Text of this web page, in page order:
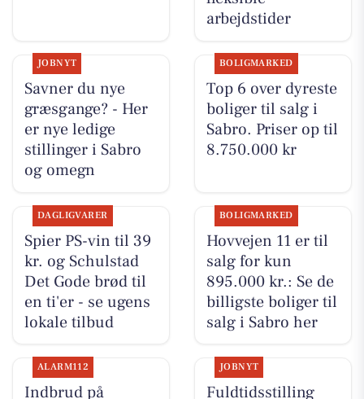
arbejdstider
JOBNYT
Savner du nye
græsgange? - Her
er nye ledige
stillinger i Sabro
og omegn
BOLIGMARKED
Top 6 over dyreste
boliger til salg i
Sabro. Priser op til
8.750.000 kr
DAGLIGVARER
Spier PS-vin til 39
kr. og Schulstad
Det Gode brød til
en ti'er - se ugens
lokale tilbud
BOLIGMARKED
Hovvejen 11 er til
salg for kun
895.000 kr.: Se de
billigste boliger til
salg i Sabro her
ALARM112
Indbrud på
JOBNYT
Fuldtidsstilling